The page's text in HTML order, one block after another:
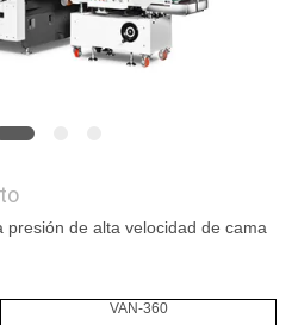
presión de alta velocidad de cama
VAN-360